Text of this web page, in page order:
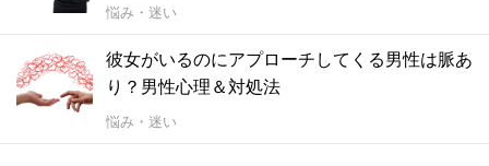
悩み・迷い
彼女がいるのにアプローチしてくる男性は脈あ
り？男性心理＆対処法
悩み・迷い